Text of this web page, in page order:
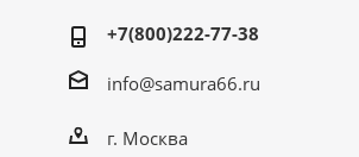
+7(800)222-77-38
info@samura66.ru
г. Москва